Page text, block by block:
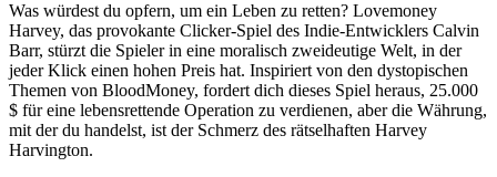
Was würdest du opfern, um ein Leben zu retten? Lovemoney
Harvey, das provokante Clicker-Spiel des Indie-Entwicklers Calvin
Barr, stürzt die Spieler in eine moralisch zweideutige Welt, in der
jeder Klick einen hohen Preis hat. Inspiriert von den dystopischen
Themen von BloodMoney, fordert dich dieses Spiel heraus, 25.000
$ für eine lebensrettende Operation zu verdienen, aber die Währung,
mit der du handelst, ist der Schmerz des rätselhaften Harvey
Harvington.